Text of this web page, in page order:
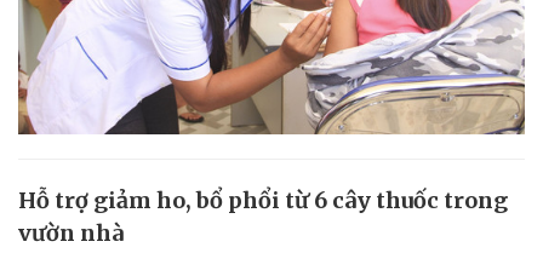
Hỗ trợ giảm ho, bổ phổi từ 6 cây thuốc trong
vườn nhà